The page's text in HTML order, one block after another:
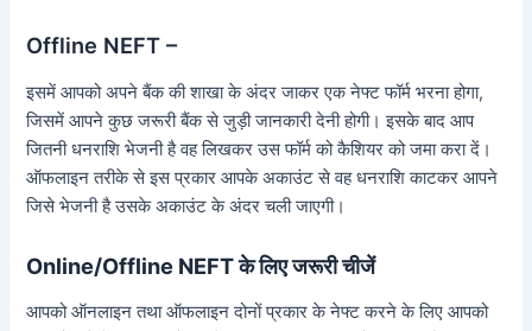
Offline NEFT –
इसमें आपको अपने बैंक की शाखा के अंदर जाकर एक नेफ्ट फॉर्म भरना होगा,
जिसमें आपने कुछ जरूरी बैंक से जुड़ी जानकारी देनी होगी। इसके बाद आप
जितनी धनराशि भेजनी है वह लिखकर उस फॉर्म को कैशियर को जमा करा दें।
ऑफलाइन तरीके से इस प्रकार आपके अकाउंट से वह धनराशि काटकर आपने
जिसे भेजनी है उसके अकाउंट के अंदर चली जाएगी।
Online/Offline NEFT के लिए जरूरी चीजें
आपको ऑनलाइन तथा ऑफलाइन दोनों प्रकार के नेफ्ट करने के लिए आपको